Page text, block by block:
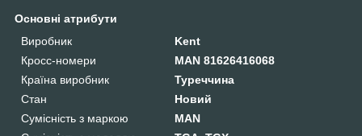
Основні атрибути
Виробник
Kent
Кросс-номери
MAN 81626416068
Країна виробник
Туреччина
Стан
Новий
Сумісність з маркою
MAN